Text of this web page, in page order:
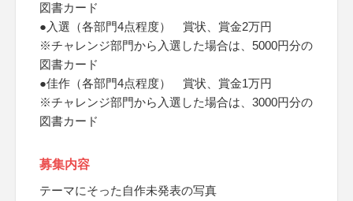
図書カード
●入選（各部門4点程度） 賞状、賞金2万円
※チャレンジ部門から入選した場合は、5000円分の
図書カード
●佳作（各部門4点程度） 賞状、賞金1万円
※チャレンジ部門から入選した場合は、3000円分の
図書カード
募集内容
テーマにそった自作未発表の写真